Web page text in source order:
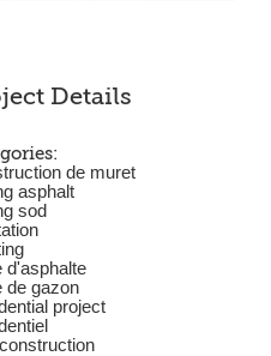
Details
de muret
asphalt
sod
d'asphalte
de gazon
project